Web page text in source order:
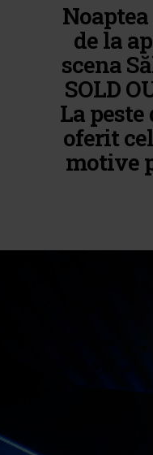
de la
scena
SOLD
La
oferit
motive